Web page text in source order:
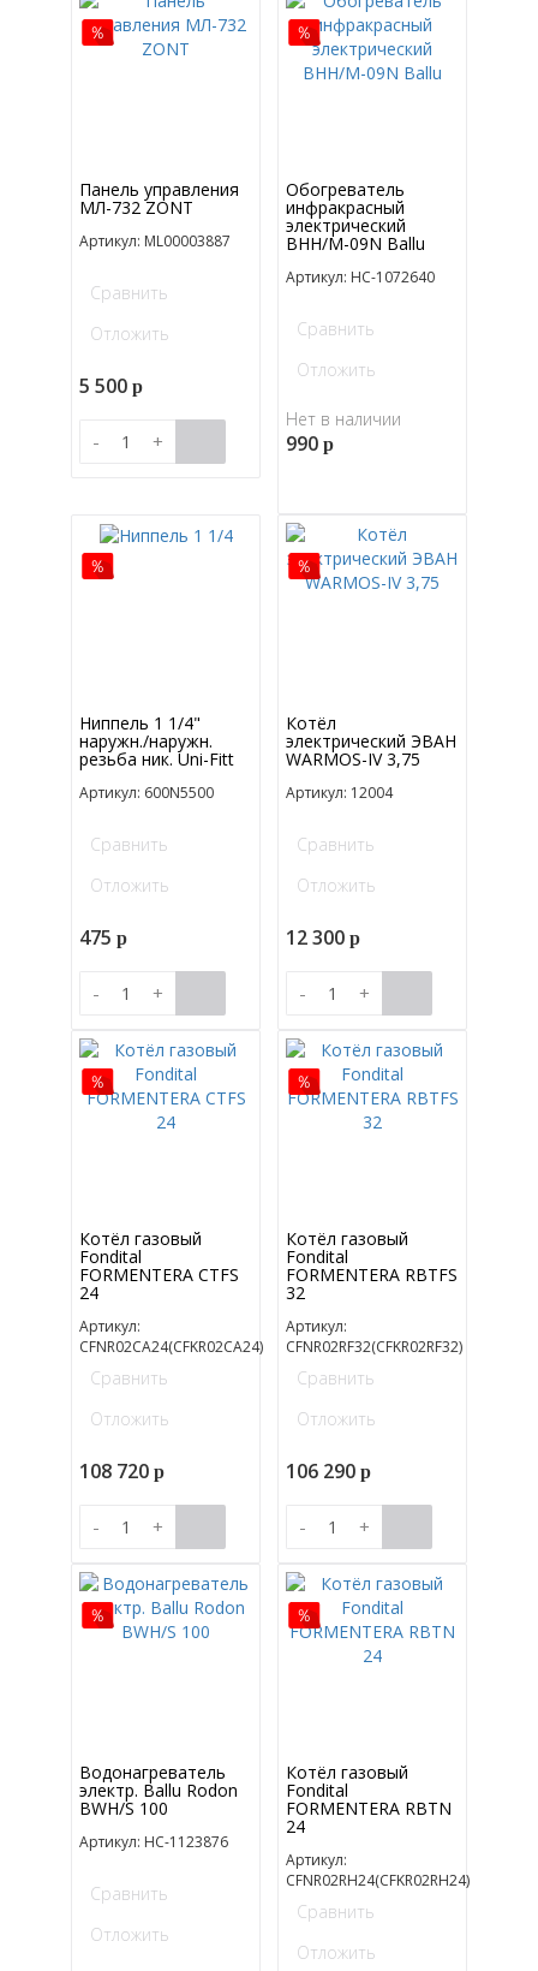
Панель управления
МЛ-732 ZONT
Артикул: ML00003887
Сравнить
Отложить
5 500p
- +
Обогреватель
инфракрасный
электрический
BHH/M-09N Ballu
Артикул: НС-1072640
Сравнить
Отложить
Нет в наличии
990p
Ниппель 1 1/4"
наружн./наружн.
резьба ник. Uni-Fitt
Артикул: 600N5500
Сравнить
Отложить
475p
- +
Котёл
электрический ЭВАН
WARMOS-IV 3,75
Артикул: 12004
Сравнить
Отложить
12 300p
- +
Котёл газовый
Fondital
FORMENTERA CTFS
24
Артикул:
CFNR02CA24(CFKR02CA24)
Сравнить
Отложить
108 720p
- +
Котёл газовый
Fondital
FORMENTERA RBTFS
32
Артикул:
CFNR02RF32(CFKR02RF32)
Сравнить
Отложить
106 290p
- +
Водонагреватель
электр. Ballu Rodon
BWH/S 100
Артикул: НС-1123876
Сравнить
Отложить
Котёл газовый
Fondital
FORMENTERA RBTN
24
Артикул:
CFNR02RH24(CFKR02RH24)
Сравнить
Отложить